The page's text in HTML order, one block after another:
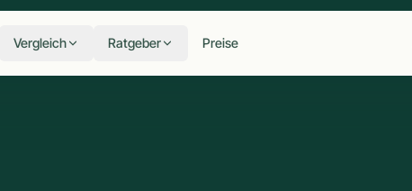
Vergleich Ratgeber Preise